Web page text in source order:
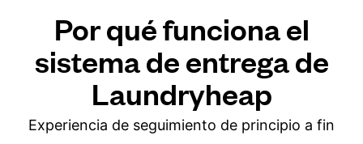
Por qué funciona el
sistema de entrega de
Laundryheap
Experiencia de seguimiento de principio a fin